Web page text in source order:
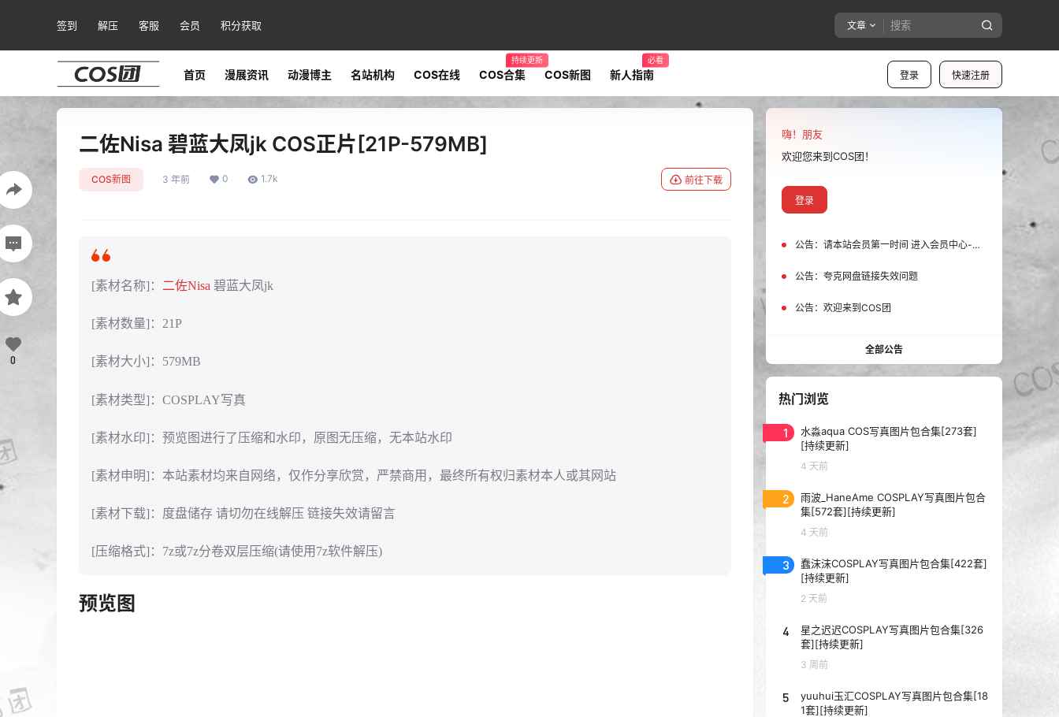
签到 解压 客服 会员 积分获取 文章
登录 快速注册
首页 漫展资讯 动漫博主 名站机构 COS在线 COS合集
持续更新
COS新图 新人指南
必看
二佐Nisa 碧蓝大凤jk COS正片[21P-579MB]
COS新图 3 年前 0 1.7k 前往下载
[素材名称]： 二佐Nisa 碧蓝大凤jk
[素材数量]：21P
[素材大小]：579MB
[素材类型]：COSPLAY写真
[素材水印]：预览图进行了压缩和水印，原图无压缩，无本站水印
[素材申明]：本站素材均来自网络，仅作分享欣赏，严禁商用，最终所有权归素材本人或其网站
[素材下载]：度盘储存 请切勿在线解压 链接失效请留言
[压缩格式]：7z或7z分卷双层压缩(请使用7z软件解压)
预览图
0
嗨！朋友
欢迎您来到COS团！
登录
公告： 请本站会员第一时间 进入会员中心-我的设置中为您的账号绑定邮箱!
公告： 夸克网盘链接失效问题
公告： 欢迎来到COS团
全部公告
热门浏览
1
水淼aqua COS写真图片包合集[273套]
[持续更新]
4 天前
2
雨波_HaneAme COSPLAY写真图片包合
集[572套][持续更新]
4 天前
3
蠢沫沫COSPLAY写真图片包合集[422套]
[持续更新]
2 天前
4
星之迟迟COSPLAY写真图片包合集[326
套][持续更新]
3 周前
5
yuuhui玉汇COSPLAY写真图片包合集[18
1套][持续更新]